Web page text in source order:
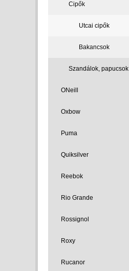
Cipők
Utcai cipők
Bakancsok
Szandálok, papucsok
ONeill
Oxbow
Puma
Quiksilver
Reebok
Rio Grande
Rossignol
Roxy
Rucanor